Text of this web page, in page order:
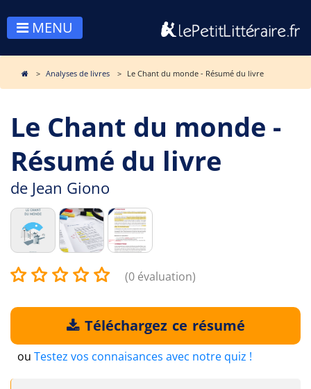
MENU
Analyses de livres Le Chant du monde - Résumé du livre
Le Chant du monde -
Résumé du livre
de Jean Giono
(0 évaluation)
Téléchargez ce résumé
ou Testez vos connaisances avec notre quiz !